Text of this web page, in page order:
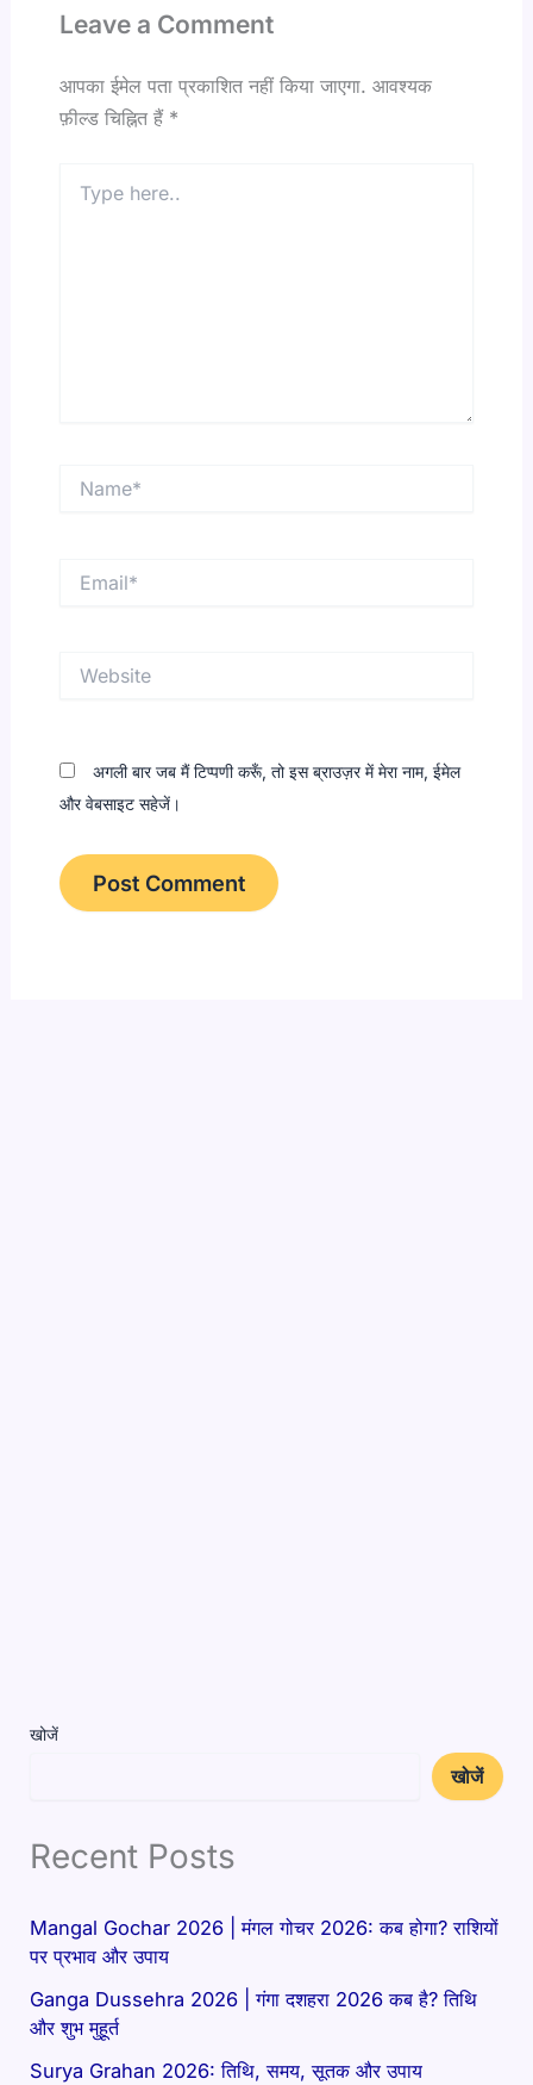
Leave a Comment
आपका ईमेल पता प्रकाशित नहीं किया जाएगा. आवश्यक
फ़ील्ड चिह्नित हैं *
here..
अगली बार जब मैं टिप्पणी करूँ, तो इस ब्राउज़र में मेरा नाम, ईमेल
और वेबसाइट सहेजें।
खोजें
खोजें
Recent Posts
Mangal Gochar 2026 | मंगल गोचर 2026: कब होगा? राशियों
पर प्रभाव और उपाय
Ganga Dussehra 2026 | गंगा दशहरा 2026 कब है? तिथि
और शुभ मुहूर्त
Surya Grahan 2026: तिथि, समय, सूतक और उपाय